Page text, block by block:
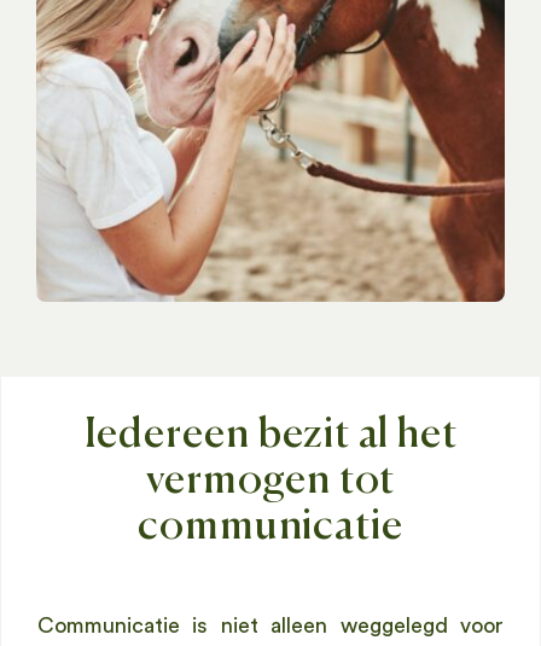
Iedereen bezit al het
vermogen tot
communicatie
Communicatie is niet alleen weggelegd voor